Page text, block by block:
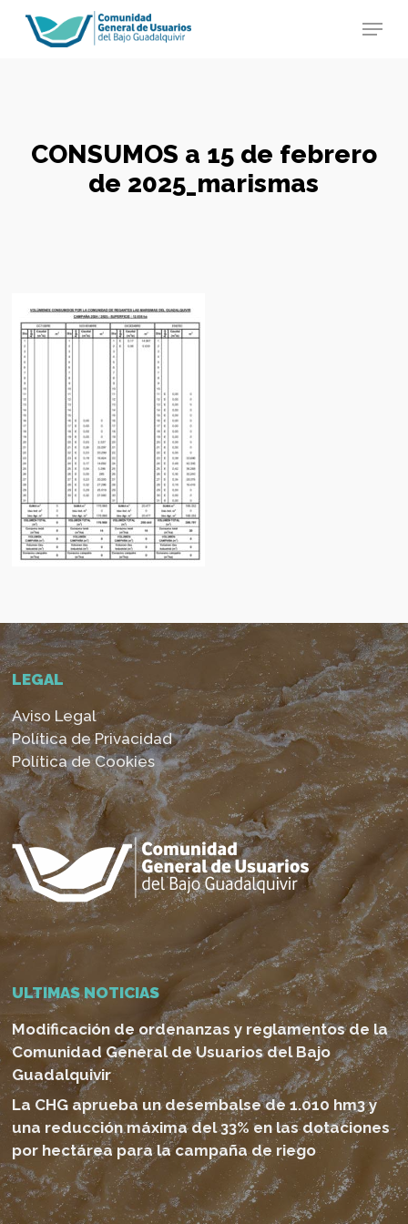
Skip
Menu
CONSUMOS a 15 de febrero
de 2025_marismas
LEGAL
Aviso Legal
Política de Privacidad
Política de Cookies
ULTIMAS NOTICIAS
Modificación de ordenanzas y reglamentos de la
Comunidad General de Usuarios del Bajo
Guadalquivir
La CHG aprueba un desembalse de 1.010 hm3 y
una reducción máxima del 33% en las dotaciones
por hectárea para la campaña de riego